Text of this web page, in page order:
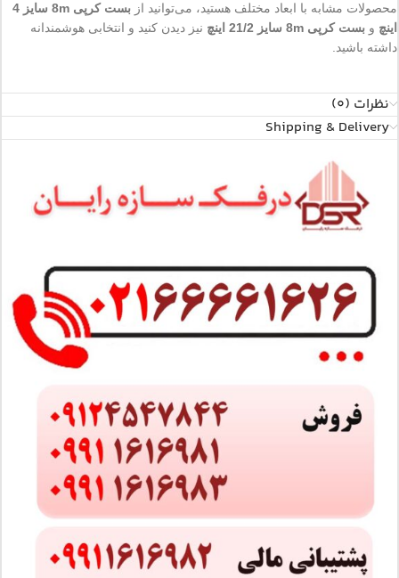
محصولات مشابه با ابعاد مختلف هستید، می‌توانید از
بست کرپی 8m سایز 4
اینچ و بست کرپی 8m سایز 21/2 اینچ
نیز دیدن کنید و انتخابی هوشمندانه
داشته باشید.
نظرات (0)
Shipping & Delivery